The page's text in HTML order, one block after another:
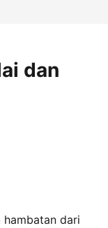
dan
dari